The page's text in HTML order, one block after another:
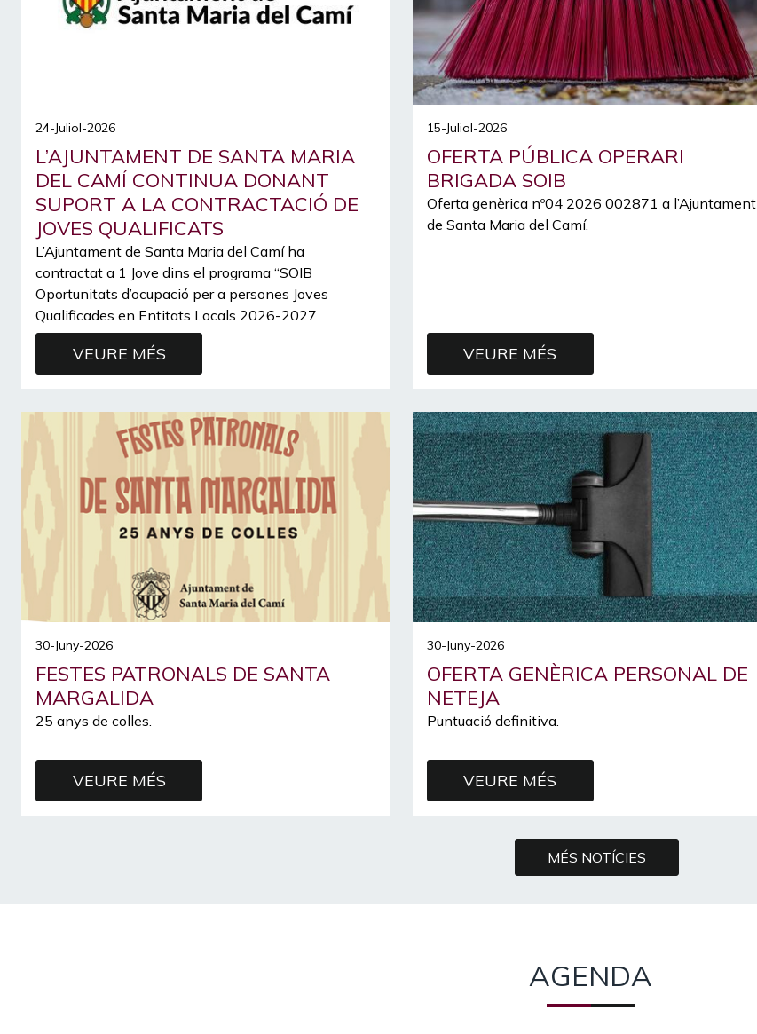
24-Juliol-2026
L’AJUNTAMENT DE SANTA MARIA
DEL CAMÍ CONTINUA DONANT
SUPORT A LA CONTRACTACIÓ DE
JOVES QUALIFICATS
L’Ajuntament de Santa Maria del Camí ha
contractat a 1 Jove dins el programa “SOIB
Oportunitats d’ocupació per a persones Joves
Qualificades en Entitats Locals 2026-2027
VEURE MÉS
15-Juliol-2026
OFERTA PÚBLICA OPERARI
BRIGADA SOIB
Oferta genèrica nº04 2026 002871 a l’Ajuntament
de Santa Maria del Camí.
VEURE MÉS
30-Juny-2026
FESTES PATRONALS DE SANTA
MARGALIDA
25 anys de colles.
VEURE MÉS
30-Juny-2026
OFERTA GENÈRICA PERSONAL DE
NETEJA
Puntuació definitiva.
VEURE MÉS
MÉS NOTÍCIES
AGENDA